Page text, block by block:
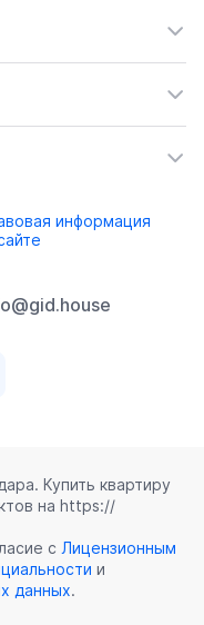
информация
Купить квартиру
на https://
с Лицензионным
и
данных.